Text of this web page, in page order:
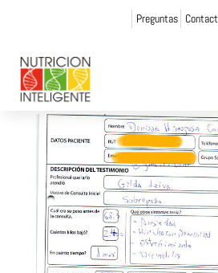
Preguntas
denise_hinojosa
porandrea chicurel